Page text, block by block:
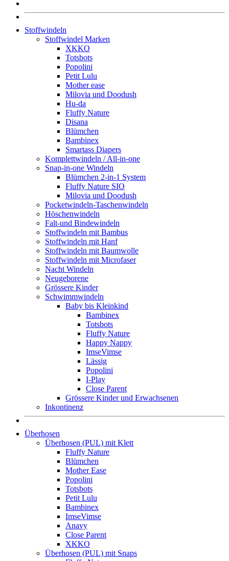
Stoffwindeln
Stoffwindel Marken
XKKO
Totsbots
Popolini
Petit Lulu
Mother ease
Milovia und Doodush
Hu-da
Fluffy Nature
Disana
Blümchen
Bambinex
Smartass Diapers
Komplettwindeln / All-in-one
Snap-in-one Windeln
Blümchen 2-in-1 System
Fluffy Nature SIO
Milovia und Doodush
Pocketwindeln-Taschenwindeln
Höschenwindeln
Falt-und Bindewindeln
Stoffwindeln mit Bambus
Stoffwindeln mit Hanf
Stoffwindeln mit Baumwolle
Stoffwindeln mit Microfaser
Nacht Windeln
Neugeborene
Grössere Kinder
Schwimmwindeln
Baby bis Kleinkind
Bambinex
Totsbots
Fluffy Nature
Happy Nappy
ImseVimse
Lässig
Popolini
I-Play
Close Parent
Grössere Kinder und Erwachsenen
Inkontinenz
Überhosen
Überhosen (PUL) mit Klett
Fluffy Nature
Blümchen
Mother Ease
Popolini
Totsbots
Petit Lulu
Bambinex
ImseVimse
Anavy
Close Parent
XKKO
Überhosen (PUL) mit Snaps